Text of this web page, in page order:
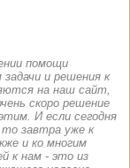
помощи
и решения к
на наш сайт,
скоро решение
И если сегодня
завтра уже к
и ко многим
к нам - это из